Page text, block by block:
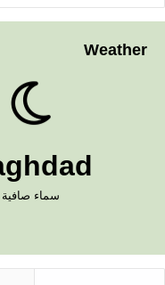
Weather
سماء صافية